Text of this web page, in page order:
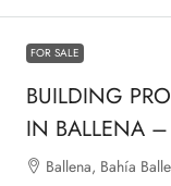
FOR SALE
BUILDING
IN BALLENA
Ballena, Bahía